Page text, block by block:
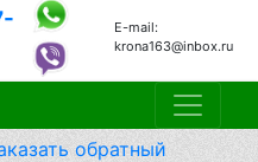
E-mail:
krona163@inbox.ru
обратный